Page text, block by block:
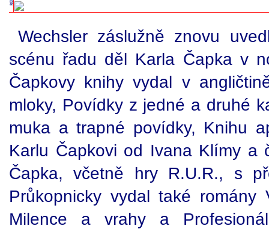
Wechsler záslužně znovu
scénu řadu děl Karla Čapka v
Čapkovy knihy vydal v
mloky, Povídky z jedné a druhé
muka a trapné povídky, Knihu
Karlu Čapkovi od Ivana Klímy a
Čapka, včetně hry R.U.R., s
Průkopnicky vydal také romány
Milence a vrahy a